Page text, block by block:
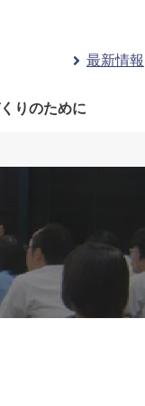
最新情報
りのために